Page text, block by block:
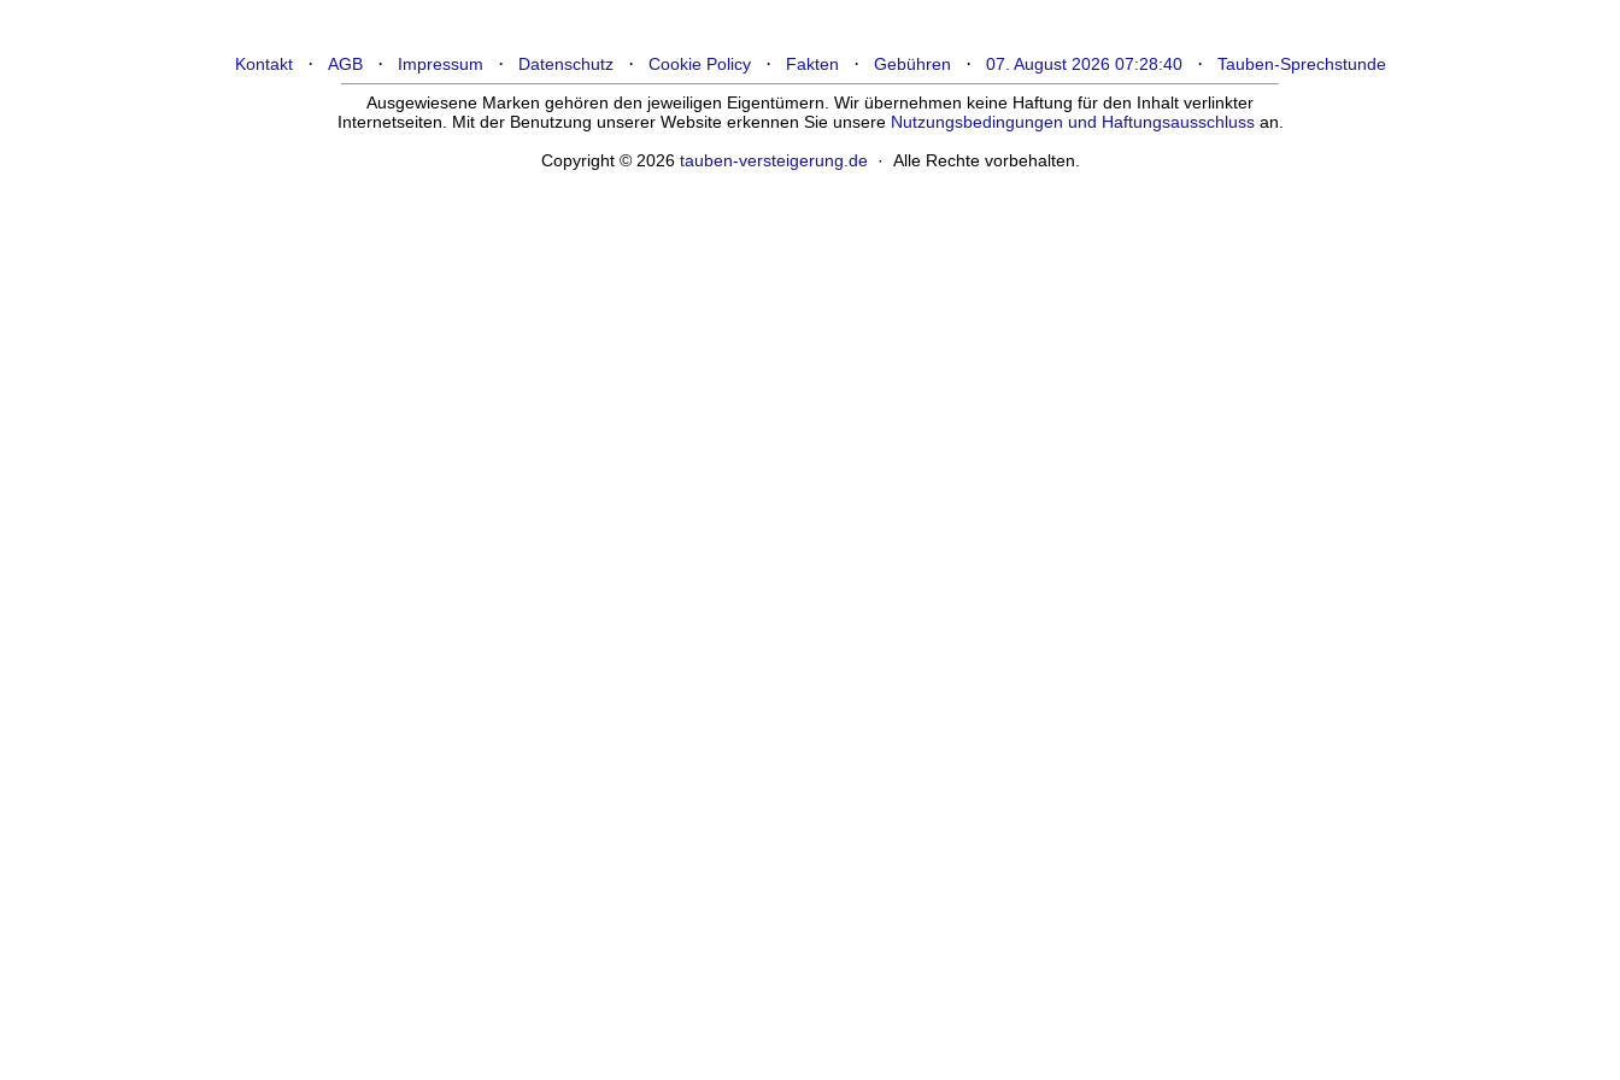
Kontakt· AGB· Impressum · Datenschutz· Cookie Policy· Fakten · Gebühren · 07. August 2026 07:28:40· Tauben-Sprechstunde
Ausgewiesene Marken gehören den jeweiligen Eigentümern. Wir übernehmen keine Haftung für den Inhalt verlinkter
Internetseiten. Mit der Benutzung unserer Website erkennen Sie unsere Nutzungsbedingungen und Haftungsausschlussan.
Copyright © 2026 tauben-versteigerung.de· Alle Rechte vorbehalten.